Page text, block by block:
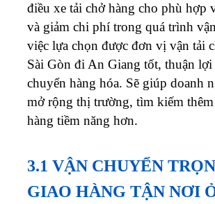
điều xe tải chở hàng cho phù hợp
và giảm chi phí trong quá trình
việc lựa chọn được đơn vị vận tải
Sài Gòn đi An Giang tốt, thuận
chuyển hàng hóa. Sẽ giúp doanh
mở rộng thị trường, tìm kiếm
hàng tiềm năng hơn.
3.1 VẬN CHUYỂN
GIAO HÀNG TẬN NƠI